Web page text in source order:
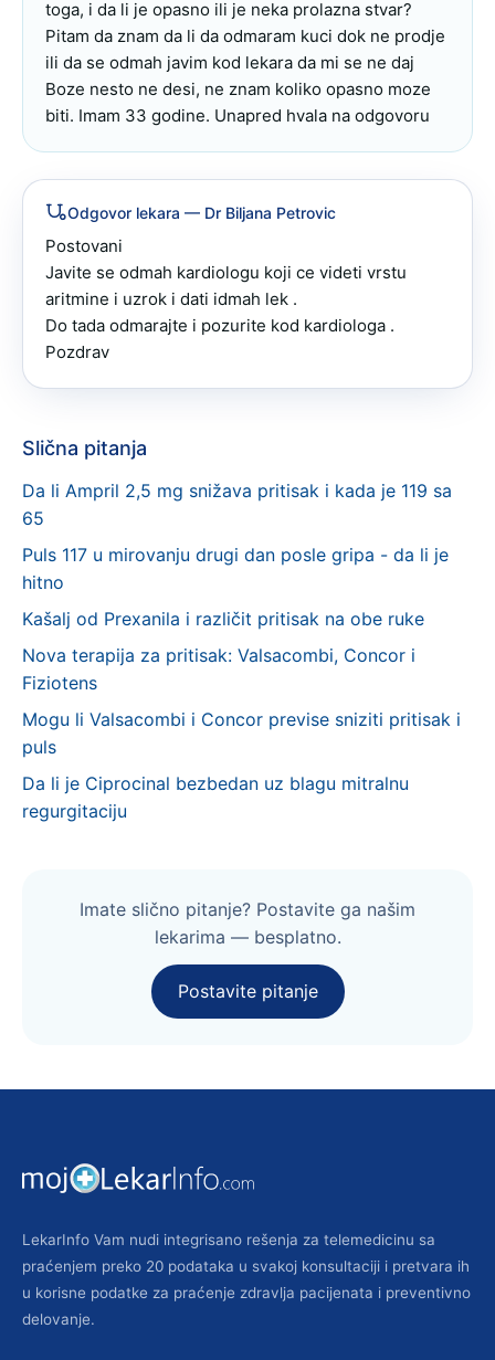
toga, i da li je opasno ili je neka prolazna stvar?
Pitam da znam da li da odmaram kuci dok ne prodje
ili da se odmah javim kod lekara da mi se ne daj
Boze nesto ne desi, ne znam koliko opasno moze
biti. Imam 33 godine. Unapred hvala na odgovoru
Odgovor lekara — Dr Biljana Petrovic
Postovani
Javite se odmah kardiologu koji ce videti vrstu
aritmine i uzrok i dati idmah lek .
Do tada odmarajte i pozurite kod kardiologa .
Pozdrav
Slična pitanja
Da li Ampril 2,5 mg snižava pritisak i kada je 119 sa
65
Puls 117 u mirovanju drugi dan posle gripa - da li je
hitno
Kašalj od Prexanila i različit pritisak na obe ruke
Nova terapija za pritisak: Valsacombi, Concor i
Fiziotens
Mogu li Valsacombi i Concor previse sniziti pritisak i
puls
Da li je Ciprocinal bezbedan uz blagu mitralnu
regurgitaciju
Imate slično pitanje? Postavite ga našim
lekarima — besplatno.
Postavite pitanje
LekarInfo Vam nudi integrisano rešenja za telemedicinu sa
praćenjem preko 20 podataka u svakoj konsultaciji i pretvara ih
u korisne podatke za praćenje zdravlja pacijenata i preventivno
delovanje.